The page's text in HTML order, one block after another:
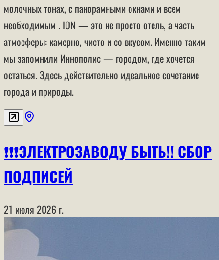
молочных тонах, с панорамными окнами и всем
необходимым . ION — это не просто отель, а часть
атмосферы: камерно, чисто и со вкусом. Именно таким
мы запомнили Иннополис — городом, где хочется
остаться. Здесь действительно идеальное сочетание
города и природы.
❗️❗️❗️ЭЛЕКТРОЗАВОДУ БЫТЬ!! СБОР
ПОДПИСЕЙ
21 июля 2026 г.